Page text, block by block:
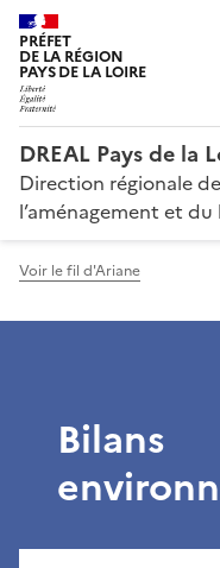
PRÉFET
DE LA RÉGION
PAYS DE LA LOIRE
DREAL Pays de la
Direction régionale
l’aménagement et
Voir le fil d'Ariane
Bilans